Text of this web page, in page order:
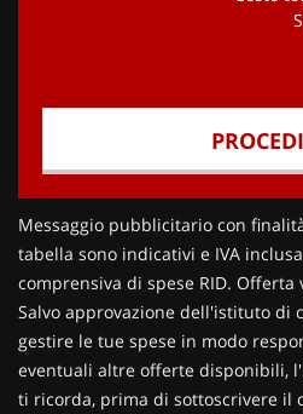
PROCEDI
Contattaci
Messaggio pubblicitario con
tabella sono indicativi e IVA
comprensiva di spese RID.
Salvo approvazione dell'istituto di
gestire le tue spese in modo
eventuali altre offerte disponibili,
ti ricorda, prima di sottoscrivere il